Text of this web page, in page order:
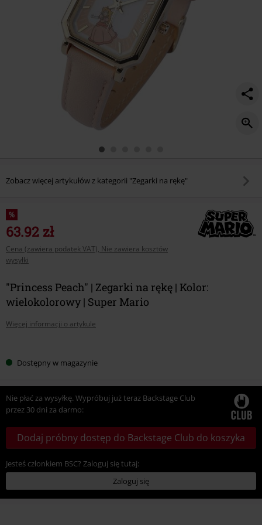
Zobacz więcej artykułów z kategorii "Zegarki na rękę"
%
63.92 zł
Cena (zawiera podatek VAT), Nie zawiera kosztów
wysyłki
"Princess Peach" | Zegarki na rękę | Kolor:
wielokolorowy | Super Mario
Więcej informacji o artykule
swójDostępny w magazynie
Nie płać za wysyłkę. Wypróbuj już teraz Backstage Club
przez 30 dni za darmo:
Dodaj próbny dostęp do Backstage Club do koszyka
Jesteś członkiem BSC? Zaloguj się tutaj:
Zaloguj się